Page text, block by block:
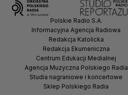
Polskie Radio S.A.
Informacyjna Agencja Radiowa
Redakcja Katolicka
Redakcja Ekumeniczna
Centrum Edukacji Medialnej
Agencja Muzyczna Polskiego Radia
Studia nagraniowe i koncertowe
Sklep Polskiego Radia